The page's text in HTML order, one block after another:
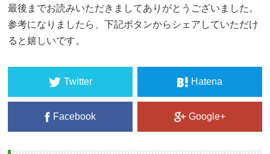
最後までお読みいただきましてありがとうございました。
参考になりましたら、下記ボタンからシェアしていただけ
ると嬉しいです。
Twitter Hatena
Facebook Google+